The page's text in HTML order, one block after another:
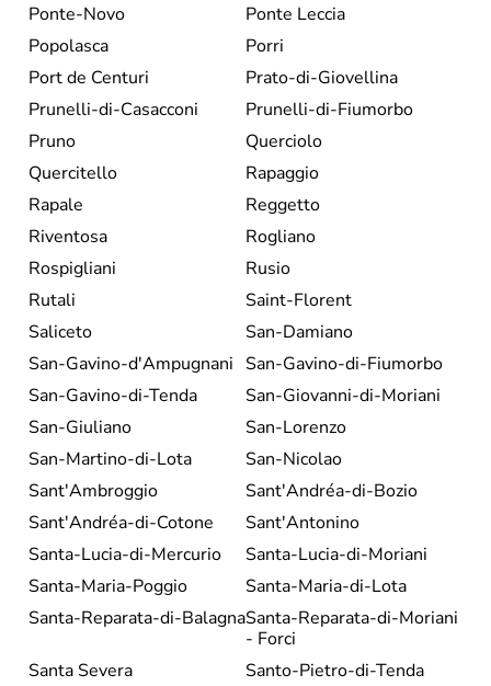
Ponte-Novo
Ponte Leccia
Popolasca
Porri
Port de Centuri
Prato-di-Giovellina
Prunelli-di-Casacconi
Prunelli-di-Fiumorbo
Pruno
Querciolo
Quercitello
Rapaggio
Rapale
Reggetto
Riventosa
Rogliano
Rospigliani
Rusio
Rutali
Saint-Florent
Saliceto
San-Damiano
San-Gavino-d'Ampugnani San-Gavino-di-Fiumorbo
San-Gavino-di-Tenda
San-Giovanni-di-Moriani
San-Giuliano
San-Lorenzo
San-Martino-di-Lota
San-Nicolao
Sant'Ambroggio
Sant'Andréa-di-Bozio
Sant'Andréa-di-Cotone
Sant'Antonino
Santa-Lucia-di-Mercurio
Santa-Lucia-di-Moriani
Santa-Maria-Poggio
Santa-Maria-di-Lota
Santa-Reparata-di-BalagnaSanta-Reparata-di-Moriani
- Forci
Santa Severa
Santo-Pietro-di-Tenda